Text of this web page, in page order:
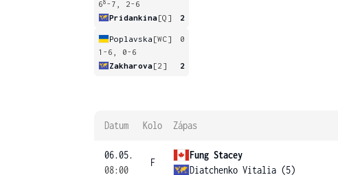
68 -7, 2-6
Pridankina[Q] 2
Poplavska [WC]
0
1-6, 0-6
Zakharova[2] 2
Datum Kolo Zápas
06.05.
08:00
F
Fung Stacey
Diatchenko Vitalia (5)